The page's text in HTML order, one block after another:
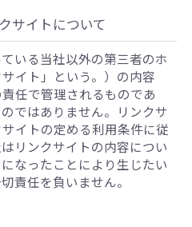
サイトについて
いる当社以外の第三者のホ
イト」という。）の内容
任で管理されるものであ
ではありません。リンクサ
イトの定める利用条件に従
リンクサイトの内容につい
なったことにより生じたい
責任を負いません。